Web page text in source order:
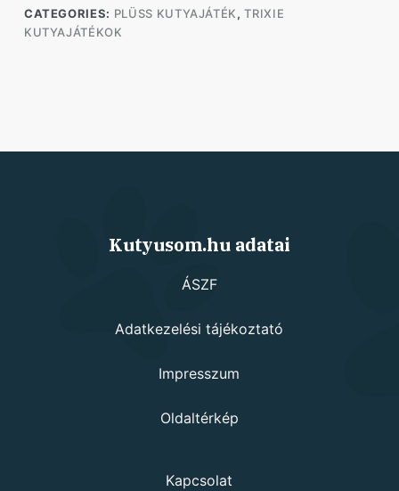
CATEGORIES: PLÜSS KUTYAJÁTÉK,TRIXIE
KUTYAJÁTÉKOK
Kutyusom.hu adatai
ÁSZF
Adatkezelési tájékoztató
Impresszum
Oldaltérkép
Kapcsolat